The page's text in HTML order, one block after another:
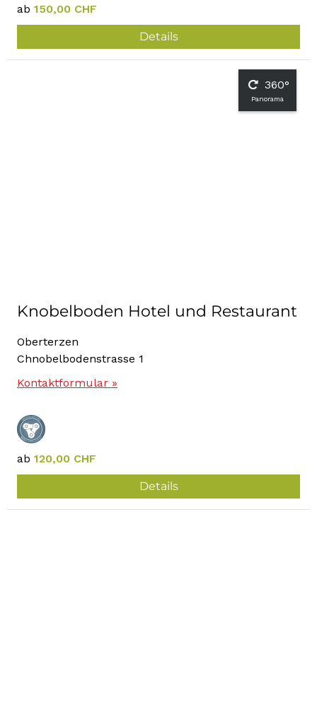
ab 150,00 CHF
Details
360°
Panorama
Knobelboden Hotel und Restaurant
Oberterzen
Chnobelbodenstrasse 1
Kontaktformular »
ab 120,00 CHF
Details